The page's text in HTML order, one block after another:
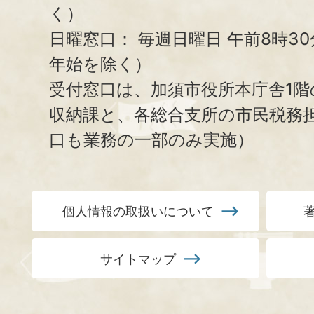
く）
日曜窓口： 毎週日曜日 午前8時
年始を除く）
受付窓口は、加須市役所本庁舎1
収納課と、 各総合支所の市民税務
口も業務の一部のみ実施）
個人情報の取扱いについて
サイトマップ